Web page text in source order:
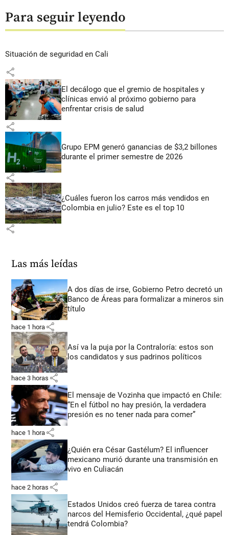
Para seguir leyendo
Situación de seguridad en Cali
share
El decálogo que el gremio de hospitales y
clínicas envió al próximo gobierno para
enfrentar crisis de salud
share
Grupo EPM generó ganancias de $3,2 billones
durante el primer semestre de 2026
share
¿Cuáles fueron los carros más vendidos en
Colombia en julio? Este es el top 10
share
Las más leídas
A dos días de irse, Gobierno Petro decretó un
Banco de Áreas para formalizar a mineros sin
título
hace 1 hora share
Así va la puja por la Contraloría: estos son
los candidatos y sus padrinos políticos
hace 3 horas share
El mensaje de Vozinha que impactó en Chile:
“En el fútbol no hay presión, la verdadera
presión es no tener nada para comer”
hace 1 hora share
¿Quién era César Gastélum? El influencer
mexicano murió durante una transmisión en
vivo en Culiacán
hace 2 horas share
Estados Unidos creó fuerza de tarea contra
narcos del Hemisferio Occidental, ¿qué papel
tendrá Colombia?